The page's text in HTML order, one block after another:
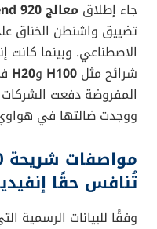
صراع رقمي بلا
في مشهد رقمي
مسبوقة نحو الاستقلال
الاصطناعي. أحدث هذه
شريحتها الجديدة920
ضمن سلسلة معالجاتها
مباشرة مع عملاق
حظرًا صارمًا من الحكومة
الصين.